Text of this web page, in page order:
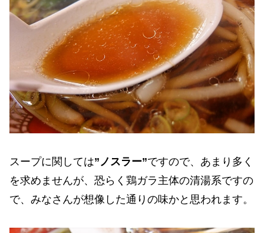
スープに関しては”ノスラー”ですので、あまり多く
を求めませんが、恐らく鶏ガラ主体の清湯系ですの
で、みなさんが想像した通りの味かと思われます。